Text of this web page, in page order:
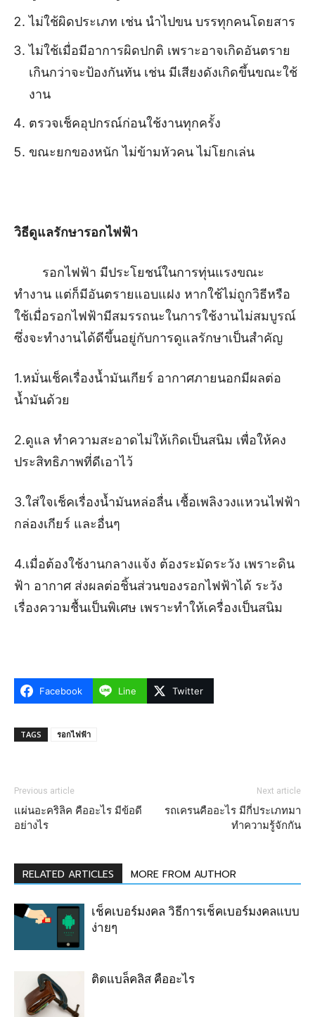
ไม่ใช้ผิดประเภท เช่น นำไปขน บรรทุกคนโดยสาร
ไม่ใช้เมื่อมีอาการผิดปกติ เพราะอาจเกิดอันตราย
เกินกว่าจะป้องกันทัน เช่น มีเสียงดังเกิดขึ้นขณะใช้
งาน
ตรวจเช็คอุปกรณ์ก่อนใช้งานทุกครั้ง
ขณะยกของหนัก ไม่ข้ามหัวคน ไม่โยกเล่น
วิธีดูแลรักษารอกไฟฟ้า
รอกไฟฟ้า มีประโยชน์ในการทุ่นแรงขณะ
ทำงาน แต่ก็มีอันตรายแอบแฝง หากใช้ไม่ถูกวิธีหรือ
ใช้เมื่อรอกไฟฟ้ามีสมรรถนะในการใช้งานไม่สมบูรณ์
ซึ่งจะทำงานได้ดีขึ้นอยู่กับการดูแลรักษาเป็นสำคัญ
1.หมั่นเช็คเรื่องน้ำมันเกียร์ อากาศภายนอกมีผลต่อ
น้ำมันด้วย
2.ดูแล ทำความสะอาดไม่ให้เกิดเป็นสนิม เพื่อให้คง
ประสิทธิภาพที่ดีเอาไว้
3.ใส่ใจเช็คเรื่องน้ำมันหล่อลื่น เชื้อเพลิงวงแหวนไฟฟ้า
กล่องเกียร์ และอื่นๆ
4.เมื่อต้องใช้งานกลางแจ้ง ต้องระมัดระวัง เพราะดิน
ฟ้า อากาศ ส่งผลต่อชิ้นส่วนของรอกไฟฟ้าได้ ระวัง
เรื่องความชื้นเป็นพิเศษ เพราะทำให้เครื่องเป็นสนิม
Facebook Line Twitter
TAGS รอกไฟฟ้า
Previous article
แผ่นอะคริลิค คืออะไร มีข้อดี
อย่างไร
Next article
รถเครนคืออะไร มีกี่ประเภทมา
ทำความรู้จักกัน
RELATED ARTICLES MORE FROM AUTHOR
เช็คเบอร์มงคล วิธีการเช็คเบอร์มงคลแบบ
ง่ายๆ
ติดแบล็คลิส คืออะไร